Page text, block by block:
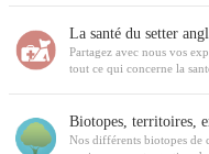
La santé du setter
Partagez avec nous vos
tout ce qui concerne la
Biotopes, territoires,
Nos différents biotopes de